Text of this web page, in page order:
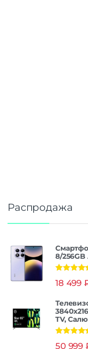
Распродажа
8/
из 5
18 499
TV,
50 999